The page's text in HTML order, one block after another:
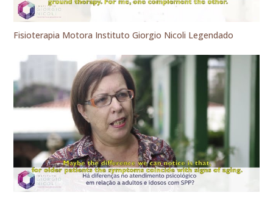
Fisioterapia Motora Instituto Giorgio Nicoli Legendado